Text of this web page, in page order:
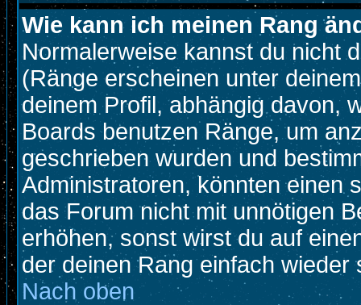
Wie kann ich meinen Rang
Normalerweise kannst du nicht
(Ränge erscheinen unter
deinem Profil, abhängig davon,
Boards benutzen Ränge, um
geschrieben wurden und
Administratoren, könnten einen
das Forum nicht mit unnötigen
erhöhen, sonst wirst du auf
der deinen Rang einfach wieder
Nach oben